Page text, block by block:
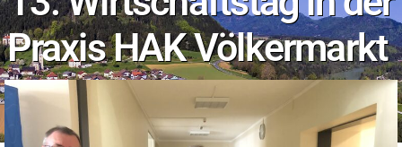
Praxis HAK Völkermarkt